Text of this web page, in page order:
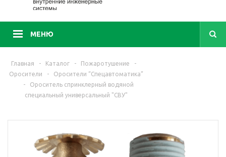
МЕНЮ
Главная - Каталог - Пожаротушение
-
Оросители
-
Оросители “Спецавтоматика”
-
Ороситель спринклерный водяной
специальный универсальный "СВУ"